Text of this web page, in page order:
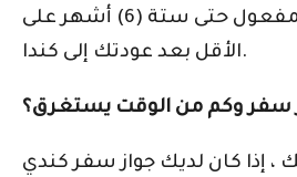
سفرك ساري المفعول حتى ستة (6) أشهر على
الأقل بعد عودتك إلى كندا.
سفر وكم من الوقت يستغرق؟
، إذا كان لديك جواز سفر كندي